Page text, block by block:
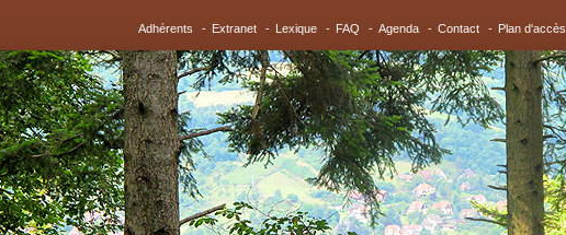
Adhérents - Extranet - Lexique - FAQ - Agenda - Contact - Plan d'accès